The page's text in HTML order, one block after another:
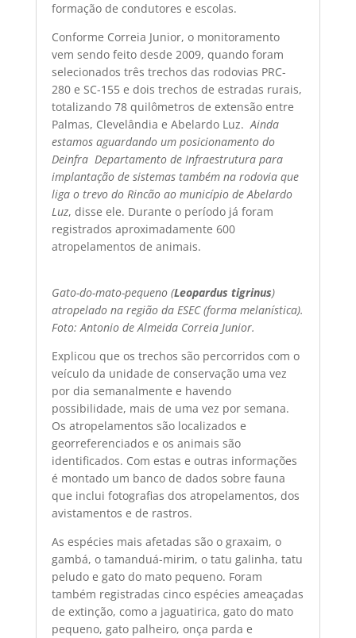
formação de condutores e escolas.
Conforme Correia Junior, o monitoramento
vem sendo feito desde 2009, quando foram
selecionados três trechos das rodovias PRC-
280 e SC-155 e dois trechos de estradas rurais,
totalizando 78 quilômetros de extensão entre
Palmas, Clevelândia e Abelardo Luz. Ainda
estamos aguardando um posicionamento do
Deinfra  Departamento de Infraestrutura para
implantação de sistemas também na rodovia que
liga o trevo do Rincão ao município de Abelardo
Luz, disse ele. Durante o período já foram
registrados aproximadamente 600
atropelamentos de animais.
Gato-do-mato-pequeno (Leopardus tigrinus)
atropelado na região da ESEC (forma melanística).
Foto: Antonio de Almeida Correia Junior.
Explicou que os trechos são percorridos com o
veículo da unidade de conservação uma vez
por dia semanalmente e havendo
possibilidade, mais de uma vez por semana.
Os atropelamentos são localizados e
georreferenciados e os animais são
identificados. Com estas e outras informações
é montado um banco de dados sobre fauna
que inclui fotografias dos atropelamentos, dos
avistamentos e de rastros.
As espécies mais afetadas são o graxaim, o
gambá, o tamanduá-mirim, o tatu galinha, tatu
peludo e gato do mato pequeno. Foram
também registradas cinco espécies ameaçadas
de extinção, como a jaguatirica, gato do mato
pequeno, gato palheiro, onça parda e